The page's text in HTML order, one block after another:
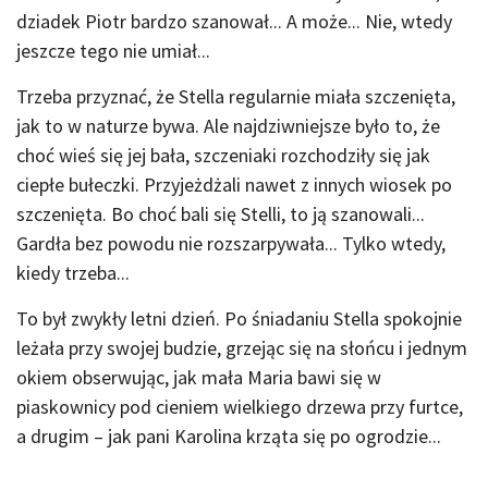
dziadek Piotr bardzo szanował... A może... Nie, wtedy
jeszcze tego nie umiał...
Trzeba przyznać, że Stella regularnie miała szczenięta,
jak to w naturze bywa. Ale najdziwniejsze było to, że
choć wieś się jej bała, szczeniaki rozchodziły się jak
ciepłe bułeczki. Przyjeżdżali nawet z innych wiosek po
szczenięta. Bo choć bali się Stelli, to ją szanowali...
Gardła bez powodu nie rozszarpywała... Tylko wtedy,
kiedy trzeba...
To był zwykły letni dzień. Po śniadaniu Stella spokojnie
leżała przy swojej budzie, grzejąc się na słońcu i jednym
okiem obserwując, jak mała Maria bawi się w
piaskownicy pod cieniem wielkiego drzewa przy furtce,
a drugim – jak pani Karolina krząta się po ogrodzie...